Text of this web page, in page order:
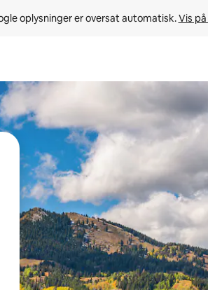
oplysninger er oversat automatisk. Vis
op og ned eller se mere ved at